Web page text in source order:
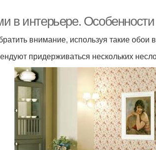
в интерьере.
внимание, используя такие
придерживаться нескольких